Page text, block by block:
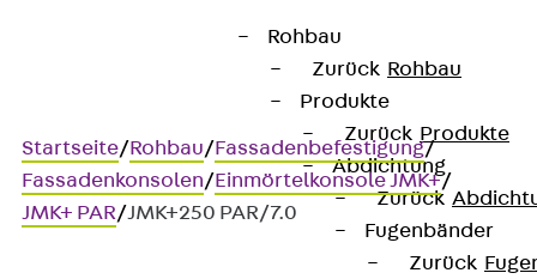
Rohbau
Zurück Rohbau
Produkte
Zurück Produkte
Abdichtung
Zurück
Fugenbänder
Zurück
Startseite/Rohbau/Fassadenbefestigung/
Fassadenkonsolen/Einmörtelkonsole JMK+/
JMK+ PAR/JMK+250 PAR/7.0